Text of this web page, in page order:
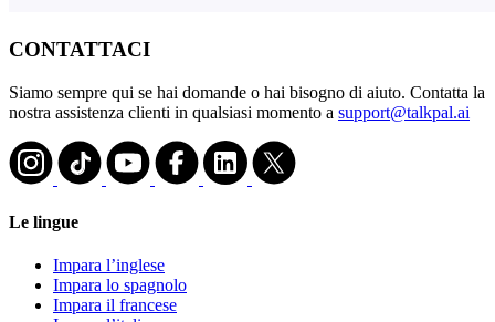
CONTATTACI
Siamo sempre qui se hai domande o hai bisogno di aiuto. Contatta la
nostra assistenza clienti in qualsiasi momento a support@talkpal.ai
Le lingue
Impara l’inglese
Impara lo spagnolo
Impara il francese